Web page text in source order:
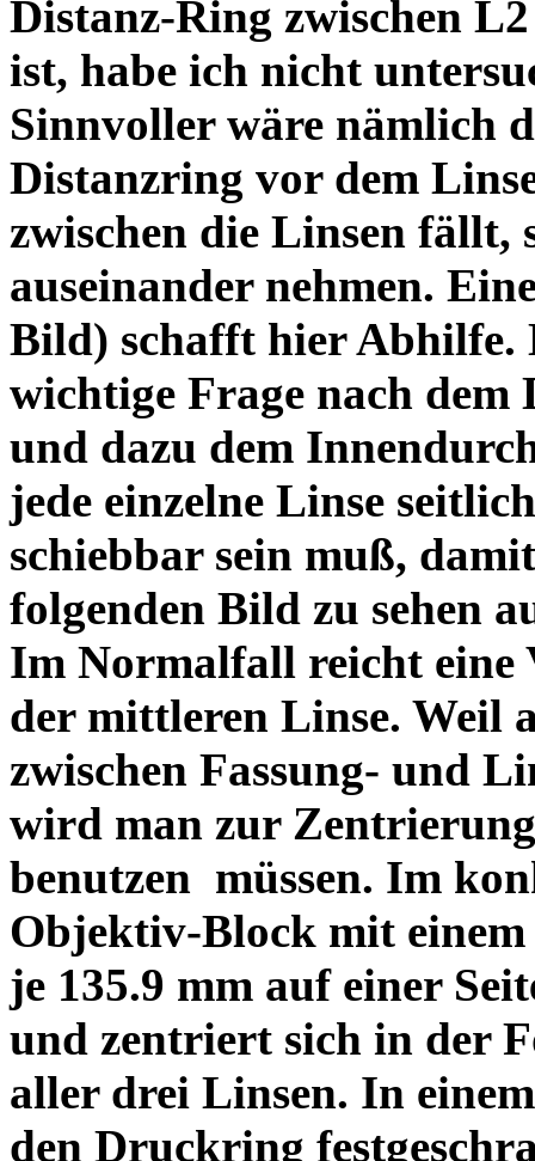
Distanz-Ring zwischen
ist, habe ich nicht
Sinnvoller wäre nämlich
Distanzring vor dem
zwischen die Linsen fällt,
auseinander nehmen.
Bild) schafft hier Abhilfe.
wichtige Frage nach dem
und dazu dem
jede einzelne Linse
schiebbar sein muß,
folgenden Bild zu sehen
Im Normalfall reicht eine
der mittleren Linse. Weil
zwischen Fassung- und
wird man zur
benutzen müssen. Im
Objektiv-Block mit einem
je 135.9 mm auf einer
und zentriert sich in der
aller drei Linsen. In
den Druckring